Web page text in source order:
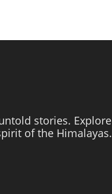
stories. Explore
of the Himalayas.